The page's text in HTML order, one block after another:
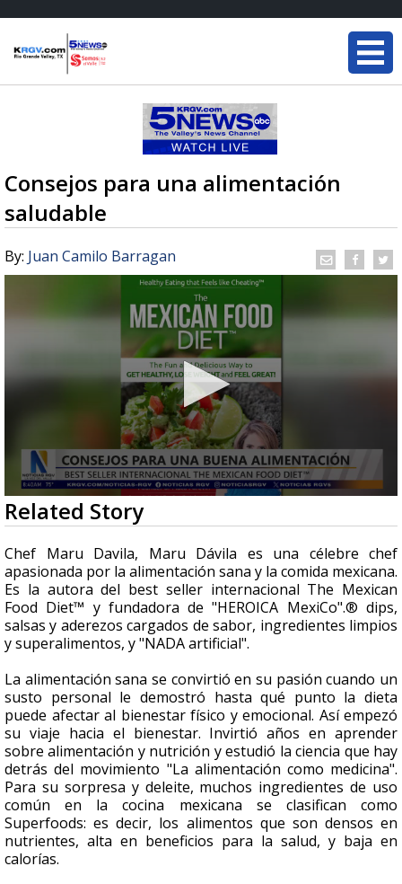
Consejos para una alimentación
saludable
By: Juan Camilo Barragan
0
seconds
of
9
minutes,
17
seconds
Related Story
Chef Maru Davila, Maru Dávila es una célebre chef
apasionada por la alimentación sana y la comida mexicana.
Es la autora del best seller internacional The Mexican
Food Diet™ y fundadora de "HEROICA MexiCo".® dips,
salsas y aderezos cargados de sabor, ingredientes limpios
y superalimentos, y "NADA artificial".
La alimentación sana se convirtió en su pasión cuando un
susto personal le demostró hasta qué punto la dieta
puede afectar al bienestar físico y emocional. Así empezó
su viaje hacia el bienestar. Invirtió años en aprender
sobre alimentación y nutrición y estudió la ciencia que hay
detrás del movimiento "La alimentación como medicina".
Para su sorpresa y deleite, muchos ingredientes de uso
común en la cocina mexicana se clasifican como
Superfoods: es decir, los alimentos que son densos en
nutrientes, alta en beneficios para la salud, y baja en
calorías.